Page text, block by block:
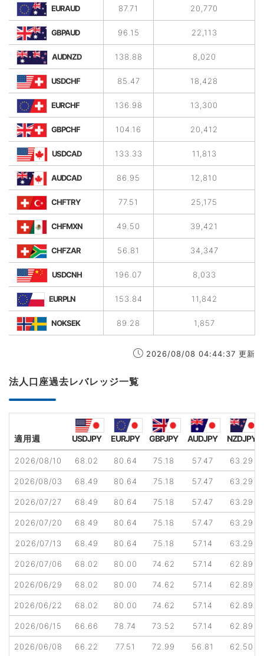
EURAUD 87.71 20,770
GBPAUD 96.15 22,113
AUDNZD 138.88 8,020
USDCHF 85.47 18,428
EURCHF 136.98 13,300
GBPCHF 104.16 20,412
USDCAD 133.33 11,813
AUDCAD 86.95 12,810
CHFTRY 77.51 25,175
CHFMXN 49.50 39,421
CHFZAR 56.81 34,347
USDCNH 196.07 8,033
EURPLN 153.84 11,842
NOKSEK 89.28 1,857
2026/08/08 04:44:37 更新
法人口座過去レバレッジ一覧
適用週 USDJPY EURJPY GBPJPY AUDJPY NZDJPY
2026/08/10 68.02 80.64 75.18 57.47 63.29
2026/08/03 68.49 80.64 75.18 57.47 63.29
2026/07/27 68.49 80.64 75.18 57.47 63.29
2026/07/20 68.49 80.64 75.18 57.47 63.29
2026/07/13 68.49 80.64 75.18 57.14 63.29
2026/07/06 68.02 80.00 74.62 57.14 62.89
2026/06/29 68.02 80.00 74.62 57.14 62.89
2026/06/22 68.02 80.00 74.62 57.14 62.89
2026/06/15 66.66 78.74 73.52 57.14 62.89
2026/06/08 66.22 77.51 72.99 56.81 62.50